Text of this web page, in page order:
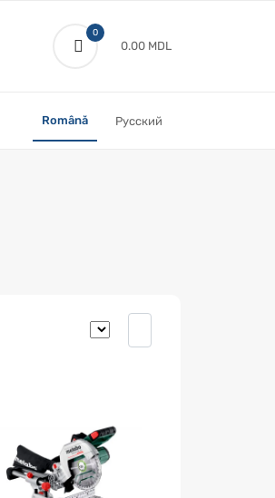
0
0.00 MDL
Română Русский